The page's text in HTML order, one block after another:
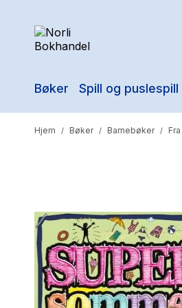
Bøker Spill og puslespill
Hjem / Bøker / Barnebøker /